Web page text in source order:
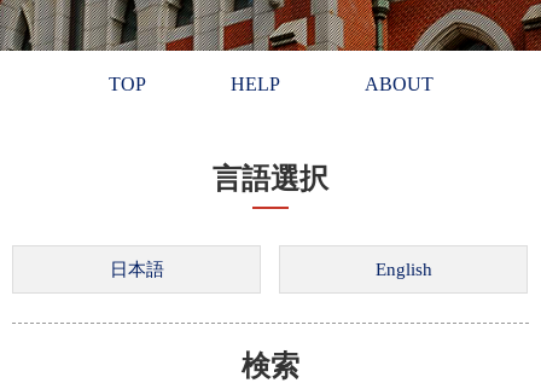
TOP HELP ABOUT
言語選択
検索